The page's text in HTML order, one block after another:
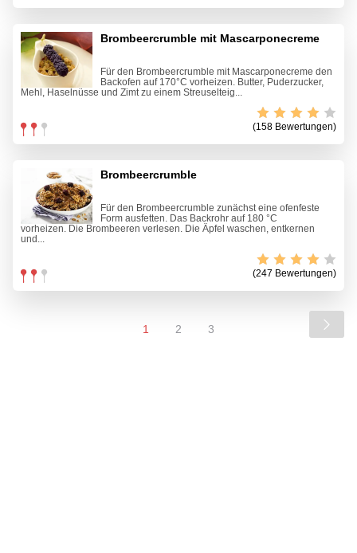
Brombeercrumble mit Mascarponecreme
Für den Brombeercrumble mit Mascarponecreme den
Backofen auf 170°C vorheizen. Butter, Puderzucker,
Mehl, Haselnüsse und Zimt zu einem Streuselteig...
(158 Bewertungen)
Brombeercrumble
Für den Brombeercrumble zunächst eine ofenfeste
Form ausfetten. Das Backrohr auf 180 °C
vorheizen. Die Brombeeren verlesen. Die Äpfel waschen, entkernen
und...
(247 Bewertungen)
1 2 3